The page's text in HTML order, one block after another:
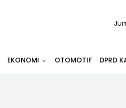
EKONOMI OTOMOTIF DPRD